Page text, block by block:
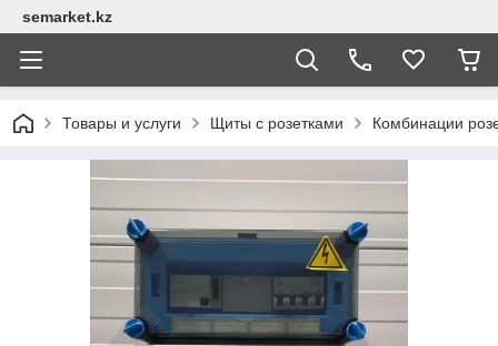
semarket.kz
Товары и услуги Щиты с розетками Комбинации